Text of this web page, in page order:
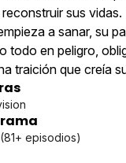
sus
a sanar, su
todo en peligro,
traición que creía
episodios)